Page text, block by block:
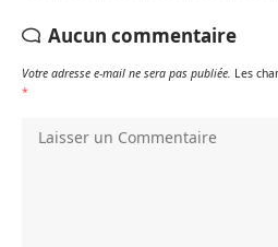
Aucun commentaire
Votre adresse e-mail ne sera pas publiée. Les
*